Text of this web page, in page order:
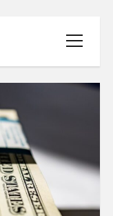
menüyü
aç